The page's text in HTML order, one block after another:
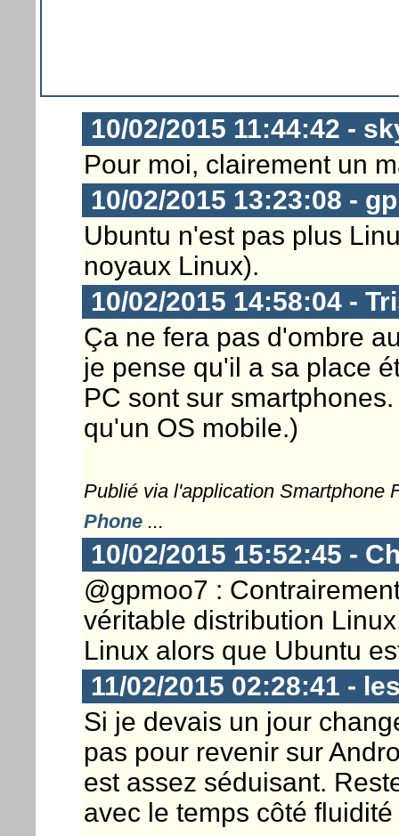
10/02/2015 11:44:42 -
Pour moi, clairement un
10/02/2015 13:23:08 -
Ubuntu n'est pas plus
noyaux Linux).
10/02/2015 14:58:04 -
Ça ne fera pas d'ombre
je pense qu'il a sa place
PC sont sur
qu'un OS mobile.)
Publié via l'application Smartphone
Phone...
10/02/2015 15:52:45 -
@gpmoo7 :
véritable distribution
Linux alors que Ubuntu
11/02/2015 02:28:41 -
Si je devais un jour
pas pour revenir sur
est assez séduisant.
avec le temps côté fluidité